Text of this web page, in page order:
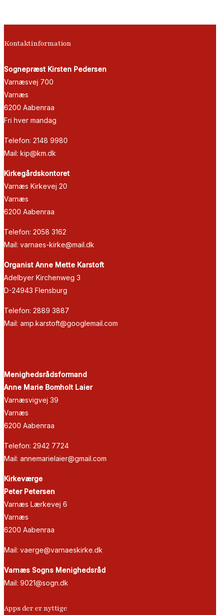
Kontaktinformation
Sognepræst Kirsten Pedersen
Varnæsvej 700
Varnæs
6200 Aabenraa
Fri hver mandag
Telefon: 2148 9980
Mail: kip@km.dk
Kirkegårdskontoret
Varnæs Kirkevej 20
Varnæs
6200 Aabenraa
Telefon: 2058 3162
Mail: varnaes-kirke@mail.dk
Organist Anne Mette Karstoft
Adelbyer Kirchenweg 3
D-24943 Flensburg
Telefon: 2889 3887
Mail: amp.karstoft@googlemail.com
Menighedsrådsformand
Anne Marie Bomholt Laier
Varnæsvigvej 39
Varnæs
6200 Aabenraa
Telefon: 2942 7724
Mail: annemarielaier@gmail.com
Kirkeværge
Peter Petersen
Varnæs Lærkevej 6
Varnæs
6200 Aabenraa
Mail: vaerge@varnaeskirke.dk
Varnæs Sogns Menighedsråd
Mail: 9021@sogn.dk
Apps der er nyttige